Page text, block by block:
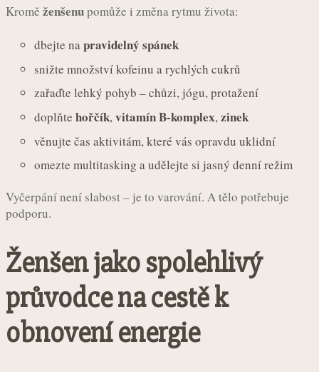
Kromě ženšenupomůže i změna rytmu života:
dbejte napravidelný spánek
snižte množství kofeinu a rychlých cukrů
zařaďte lehký pohyb – chůzi, jógu, protažení
doplňte hořčík,vitamín B-komplex,zinek
věnujte čas aktivitám, které vás opravdu uklidní
omezte multitasking a udělejte si jasný denní režim
Vyčerpání není slabost – je to varování. A tělo potřebuje
podporu.
Ženšen jako spolehlivý
průvodce na cestě k
obnovení energie